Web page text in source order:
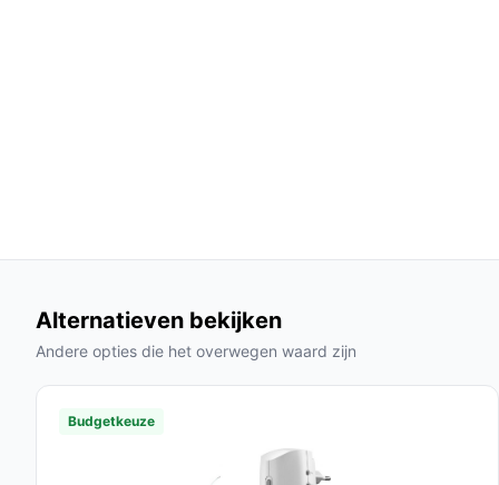
moeten echter regelmatig worden vervangen om
Is dit geschikt voor buitengebruik?
Ja, de deurbel is waterdicht en ontworpen voor
problemen bij je voordeur kunt installeren.
Wat zijn de belangrijkste verschillen met andere
Alternatieven bekijken
Andere opties die het overwegen waard zijn
Budgetkeuze